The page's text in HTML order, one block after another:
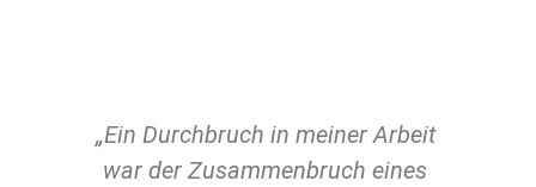
„Ein Durchbruch in meiner Arbeit
war der Zusammenbruch eines